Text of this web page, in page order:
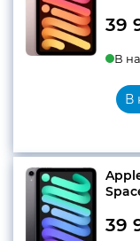
39
В
В
39